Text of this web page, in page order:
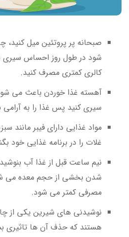
صبحانه پر پروتئین میل کنید،
شود در طول روز احساس سیری
کالری کمتری مصرف کنید.
آهسته غذا خوردن باعث می
سیری کنید پس غذا را به
مواد غذایی دارای فیبر مانند
غلات را در برنامه غذایی خود
نیم ساعت قبل از غذا آب
شدن بخشی از حجم معده می
مصرفی کمتر می شود.
نوشیدنی های شیرین یکی از
هستند که حذف آن ها تاثیری